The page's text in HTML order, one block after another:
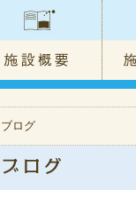
ブログ